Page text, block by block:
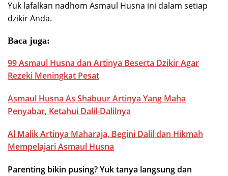
Yuk lafalkan nadhom Asmaul Husna ini dalam setiap
dzikir Anda.
Baca juga:
99 Asmaul Husna dan Artinya Beserta Dzikir Agar
Rezeki Meningkat Pesat
Asmaul Husna As Shabuur Artinya Yang Maha
Penyabar, Ketahui Dalil-Dalilnya
Al Malik Artinya Maharaja, Begini Dalil dan Hikmah
Mempelajari Asmaul Husna
Parenting bikin pusing? Yuk tanya langsung dan